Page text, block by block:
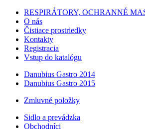
RESPIRÁTORY, OCHRANNÉ
O nás
Čistiace prostriedky
Kontakty
Registracia
Vstup do katalógu
Danubius Gastro 2014
Danubius Gastro 2015
Zmluvné položky
Sidlo a prevádzka
Obchodníci